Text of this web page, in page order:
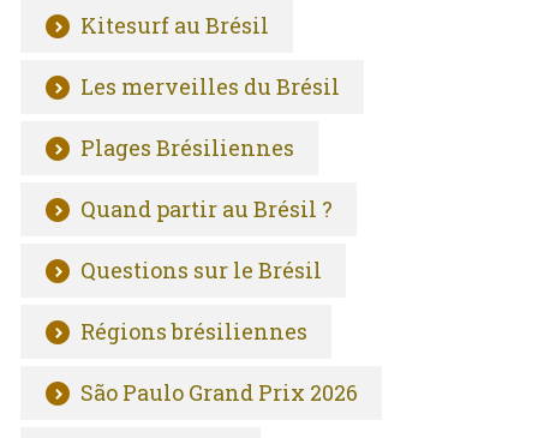
Kitesurf au Brésil
Les merveilles du Brésil
Plages Brésiliennes
Quand partir au Brésil ?
Questions sur le Brésil
Régions brésiliennes
São Paulo Grand Prix 2026